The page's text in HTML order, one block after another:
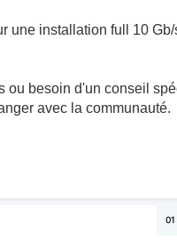
une installation full 10
ou besoin d'un conseil
avec la communauté.